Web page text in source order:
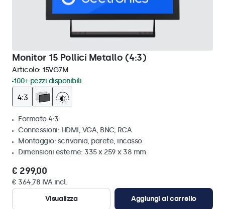
Monitor 15 Pollici Metallo (4:3)
Articolo: 15VG7M
100+ pezzi disponibili
Formato 4:3
Connessioni: HDMI, VGA, BNC, RCA
Montaggio: scrivania, parete, incasso
Dimensioni esterne: 335 x 259 x 38 mm
€ 299,00
€ 364,78 IVA incl.
Visualizza
Aggiungi al carrello